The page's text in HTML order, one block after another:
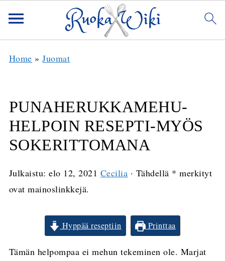
Home »Juomat
PUNAHERUKKAMEHU-
HELPOIN RESEPTI-MYÖS
SOKERITTOMANA
Julkaistu:elo 12, 2021 Cecilia · Tähdellä * merkityt
ovat mainoslinkkejä.
Hyppää reseptiin Printtaa
Tämän helpompaa ei mehun tekeminen ole. Marjat